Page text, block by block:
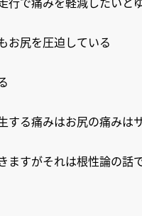
お尻を圧迫している
する痛みはお尻の痛みは
ますがそれは根性論の